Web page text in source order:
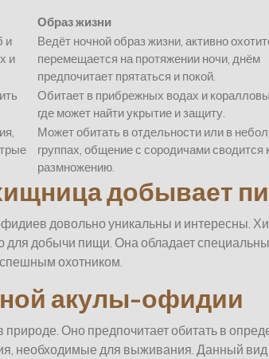
Образ жизни
и
и
Ведёт ночной образ жизни, активно
перемещается на протяжении ночи, днём
предпочитает прятаться и покой.
Обитает в прибрежных водах и
где может найти укрытие и защиту.
Может обитать в отдельности или в
группах, общение с сородичами сводится
размножению.
добывает
довольно уникальны и интересны.
для добычи пищи. Она обладает
охотником.
акулы-офидии
природе. Оно предпочитает обитать в
необходимые для выживания. Данный